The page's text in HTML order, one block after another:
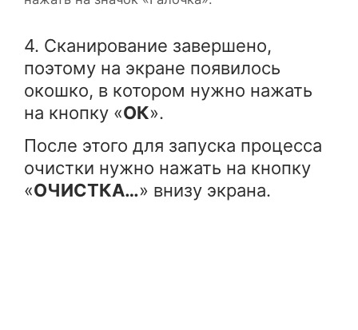
4. Сканирование завершено,
поэтому на экране появилось
окошко, в котором нужно нажать
на кнопку «ОК».
После этого для запуска процесса
очистки нужно нажать на кнопку
«ОЧИСТКА…» внизу экрана.